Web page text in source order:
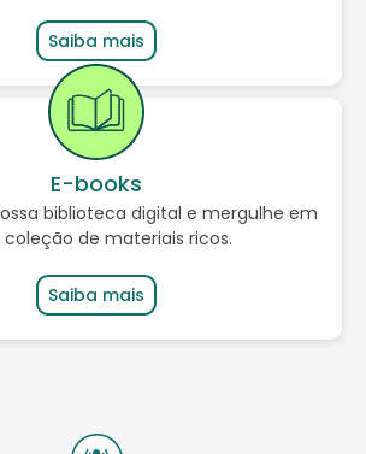
Saiba mais
E-books
ossa biblioteca digital e mergulhe em
de materiais ricos.
Saiba mais